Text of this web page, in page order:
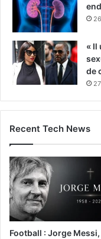
« Il
de
Recent Tech News
Football : Jorge Messi,